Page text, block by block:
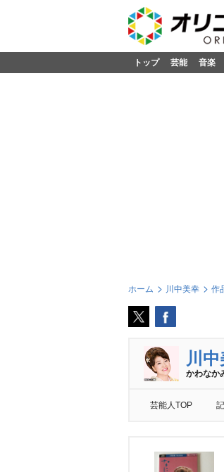
トップ 芸能 音楽
ホーム 川中美幸 作
川
かわなか
芸能人TOP